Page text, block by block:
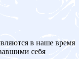
в наше время
себя